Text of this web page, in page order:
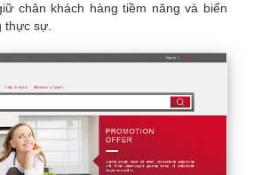
chân khách hàng tiềm năng và biến
thực sự.